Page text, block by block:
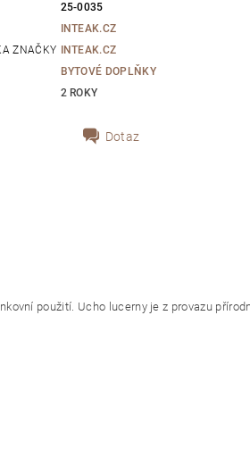
25-0035
INTEAK.CZ
ZNAČKY
INTEAK.CZ
BYTOVÉ DOPLŇKY
2 ROKY
Dotaz
použití. Ucho lucerny je z provazu